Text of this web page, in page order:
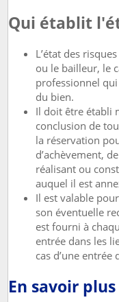
Qui établit
L’état des
ou le bailleur, le
professionnel
du bien.
Il doit être établi
conclusion de
la réservation
d’achèvement,
réalisant ou
auquel il est
Il est valable
son éventuelle
est fourni à
entrée dans les
cas d’une entrée
En savoir plus